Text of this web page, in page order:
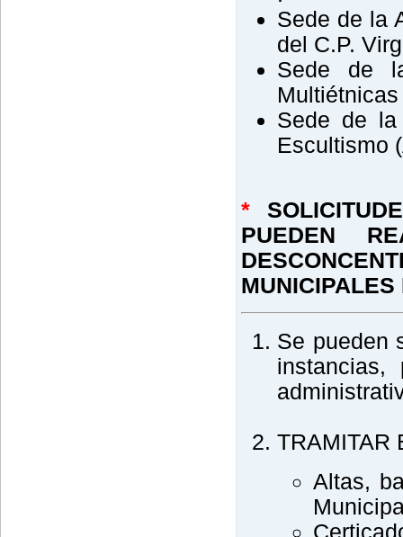
Sede de la
del C.P.
Sede de
Sede de la
Escultismo
*
PUEDEN
MUNICIPALES
Se pueden
instancias,
TRAMITAR
Altas,